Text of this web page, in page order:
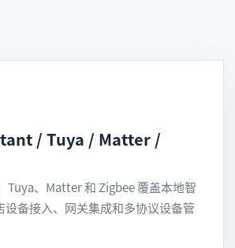
/ Tuya / Matter /
Tuya、Matter 和 Zigbee 覆盖本地智
设备接入、网关集成和多协议设备管